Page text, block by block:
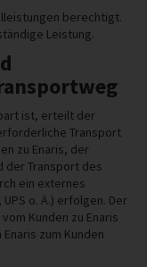
berechtigt.
Leistung.
ist, erteilt der
Transport
zu Enaris, der
der Transport des
ein externes
o. Ä.) erfolgen. Der
Kunden zu Enaris
zum Kunden